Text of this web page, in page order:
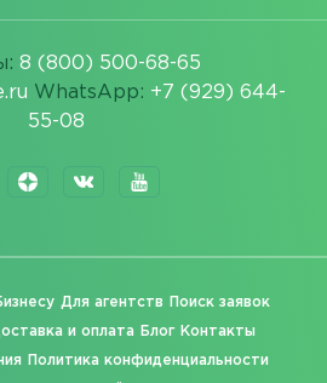
8 (800) 500-68-65
WhatsApp: +7 (929) 644-
55-08
Для агентств Поиск заявок
и оплата Блог Контакты
Политика конфиденциальности